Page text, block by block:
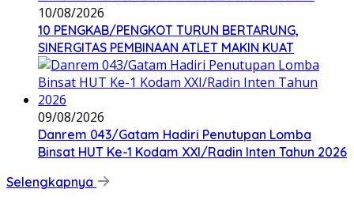
10/08/2026
10 PENGKAB/PENGKOT TURUN BERTARUNG,
SINERGITAS PEMBINAAN ATLET MAKIN KUAT
09/08/2026
Danrem 043/Gatam Hadiri Penutupan Lomba
Binsat HUT Ke-1 Kodam XXI/Radin Inten Tahun 2026
Selengkapnya